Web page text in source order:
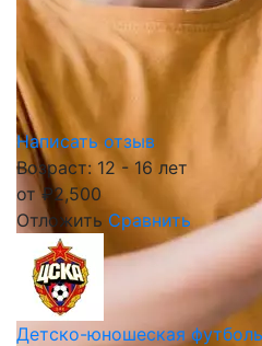
Написать отзыв
Возраст: 12 - 16 лет
от₽2,500
Отложить Сравнить
Детско-юношеская